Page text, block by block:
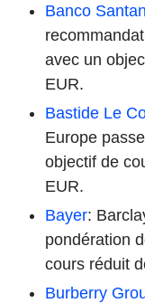
Banco
avec un
EUR.
Bastide Le
Europe
objectif de
EUR.
Bayer:
pondération
cours réduit
Burberry